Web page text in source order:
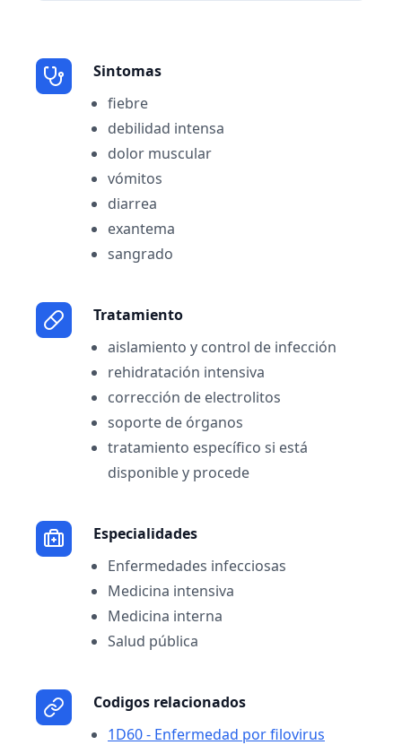
Sintomas
fiebre
debilidad intensa
dolor muscular
vómitos
diarrea
exantema
sangrado
Tratamiento
aislamiento y control de infección
rehidratación intensiva
corrección de electrolitos
soporte de órganos
tratamiento específico si está
disponible y procede
Especialidades
Enfermedades infecciosas
Medicina intensiva
Medicina interna
Salud pública
Codigos relacionados
1D60 - Enfermedad por filovirus